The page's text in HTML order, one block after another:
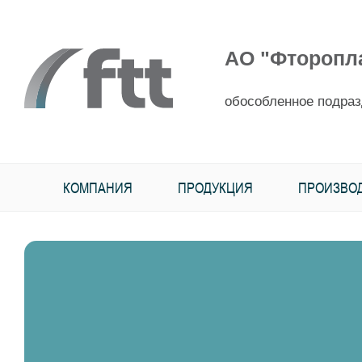
АО
обособленное
КОМПАНИЯ ПРОДУКЦИЯ